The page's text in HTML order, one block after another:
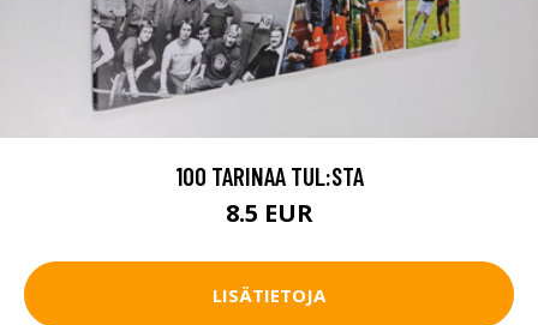
100 TARINAA TUL:STA
8.5 EUR
LISÄTIETOJA